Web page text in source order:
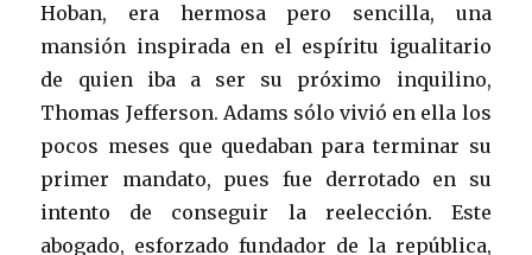
Hoban, era hermosa pero sencilla, una
mansión inspirada en el espíritu igualitario
de quien iba a ser su próximo inquilino,
Thomas Jefferson. Adams sólo vivió en ella los
pocos meses que quedaban para terminar su
primer mandato, pues fue derrotado en su
intento de conseguir la reelección. Este
abogado, esforzado fundador de la república,